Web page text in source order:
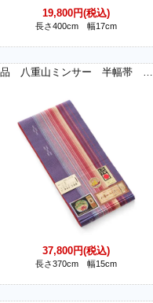
19,800円(税込)
長さ400cm 幅17cm
新品 八重山ミンサー 半幅帯 紫
37,800円(税込)
長さ370cm 幅15cm